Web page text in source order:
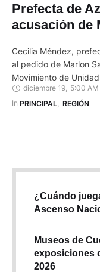
Prefecta de
acusación de
Cecilia Méndez,
al pedido de Marlon
Movimiento de
reunido con Andrés
Ecuador. Santi, por
diciembre 19, 5:00 AM
In PRINCIPAL REGIÓN
¿Cuándo
Ascenso
Museos de
exposiciones
2026